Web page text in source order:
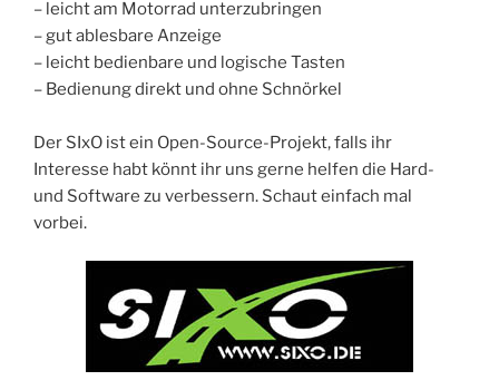
– leicht am Motorrad unterzubringen
– gut ablesbare Anzeige
– leicht bedienbare und logische Tasten
– Bedienung direkt und ohne Schnörkel
Der SIxO ist ein Open-Source-Projekt, falls ihr
Interesse habt könnt ihr uns gerne helfen die Hard-
und Software zu verbessern. Schaut einfach mal
vorbei.